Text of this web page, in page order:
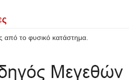
από το φυσικό κατάστημα.